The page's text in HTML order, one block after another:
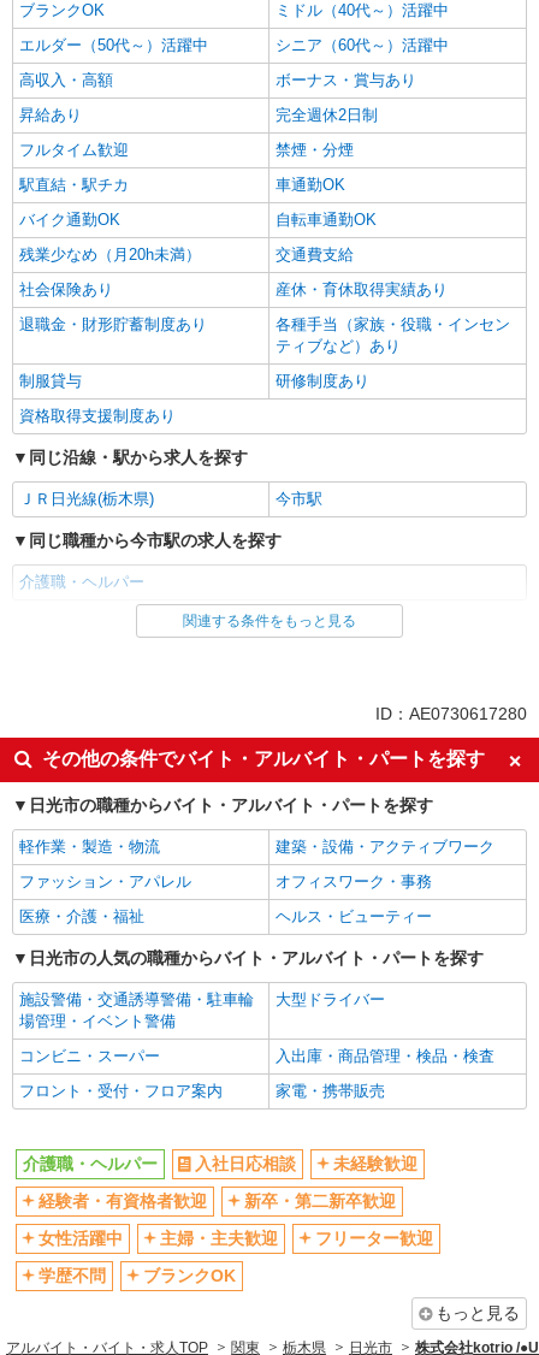
ブランクOK
ミドル（40代～）活躍中
エルダー（50代～）活躍中
シニア（60代～）活躍中
高収入・高額
ボーナス・賞与あり
昇給あり
完全週休2日制
フルタイム歓迎
禁煙・分煙
駅直結・駅チカ
車通勤OK
バイク通勤OK
自転車通勤OK
残業少なめ（月20h未満）
交通費支給
社会保険あり
産休・育休取得実績あり
退職金・財形貯蓄制度あり
各種手当（家族・役職・インセン
ティブなど）あり
制服貸与
研修制度あり
資格取得支援制度あり
同じ沿線・駅から求人を探す
ＪＲ日光線(栃木県) 今市駅
同じ職種から今市駅の求人を探す
介護職・ヘルパー
同じ雇用形態から今市駅の求人を探す
入社日応相談
未経験歓迎
経験者・有資格者歓迎
新卒・第二新卒歓迎
女性活躍中
主婦・主夫歓迎
フリーター歓迎
学歴不問
ブランクOK
ミドル（40代～）活躍中
エルダー（50代～）活躍中
シニア（60代～）活躍中
高収入・高額
ボーナス・賞与あり
昇給あり
完全週休2日制
フルタイム歓迎
駅直結・駅チカ
車通勤OK
バイク通勤OK
自転車通勤OK
社会保険あり
産休・育休取得実績あり
退職金・財形貯蓄制度あり
各種手当（家族・役職・インセン
ティブなど）あり
制服貸与
研修制度あり
資格取得支援制度あり
関連する条件をもっと見る
ID：AE0730617280
その他の条件でバイト・アルバイト・パートを探す
日光市の職種からバイト・アルバイト・パートを探す
軽作業・製造・物流
建築・設備・アクティブワーク
ファッション・アパレル
オフィスワーク・事務
医療・介護・福祉
ヘルス・ビューティー
日光市の人気の職種からバイト・アルバイト・パートを探す
施設警備・交通誘導警備・駐車輪
場管理・イベント警備
大型ドライバー
コンビニ・スーパー
入出庫・商品管理・検品・検査
フロント・受付・フロア案内
家電・携帯販売
介護職・ヘルパー 入社日応相談
未経験歓迎
経験者・有資格者歓迎
新卒・第二新卒歓迎
女性活躍中
主婦・主夫歓迎
フリーター歓迎
学歴不問
ブランクOK
もっと見る
アルバイト・バイト・求人TOP 関東 栃木県 日光市 株式会社kotrio /